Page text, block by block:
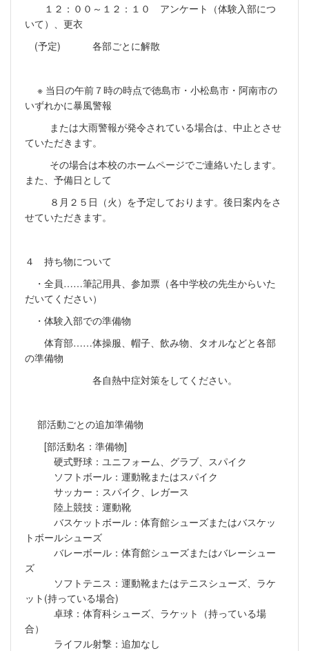
１２：００～１２：１０ アンケート（体験入部につ
いて）、更衣
(予定) 各部ごとに解散
※ 当日の午前７時の時点で徳島市・小松島市・阿南市の
いずれかに暴風警報
または大雨警報が発令されている場合は、中止とさせ
ていただきます。
その場合は本校のホームページでご連絡いたします。
また、予備日として
８月２５日（火）を予定しております。後日案内をさ
せていただきます。
４ 持ち物について
・全員……筆記用具、参加票（各中学校の先生からいた
だいてください）
・体験入部での準備物
体育部……体操服、帽子、飲み物、タオルなどと各部
の準備物
各自熱中症対策をしてください。
部活動ごとの追加準備物
[部活動名：準備物]
硬式野球：ユニフォーム、グラブ、スパイク
ソフトボール：運動靴またはスパイク
サッカー：スパイク、レガース
陸上競技：運動靴
バスケットボール：体育館シューズまたはバスケッ
トボールシューズ
バレーボール：体育館シューズまたはバレーシュー
ズ
ソフトテニス：運動靴またはテニスシューズ、ラケ
ット(持っている場合)
卓球：体育科シューズ、ラケット（持っている場
合）
ライフル射撃：追加なし